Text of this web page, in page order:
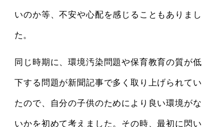
いのか等、不安や心配を感じることもありまし
た。
同じ時期に、環境汚染問題や保育教育の質が低
下する問題が新聞記事で多く取り上げられてい
たので、自分の子供のためにより良い環境がな
いかを初めて考えました。その時、最初に閃い